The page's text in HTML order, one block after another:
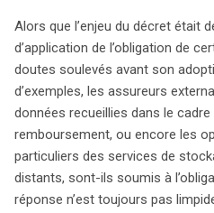
Alors que l’enjeu du décret était
d’application de l’obligation de
doutes soulevés avant son
d’exemples, les assureurs
données recueillies dans le
remboursement, ou encore les
particuliers des services de
distants, sont-ils soumis à
réponse n’est toujours pas